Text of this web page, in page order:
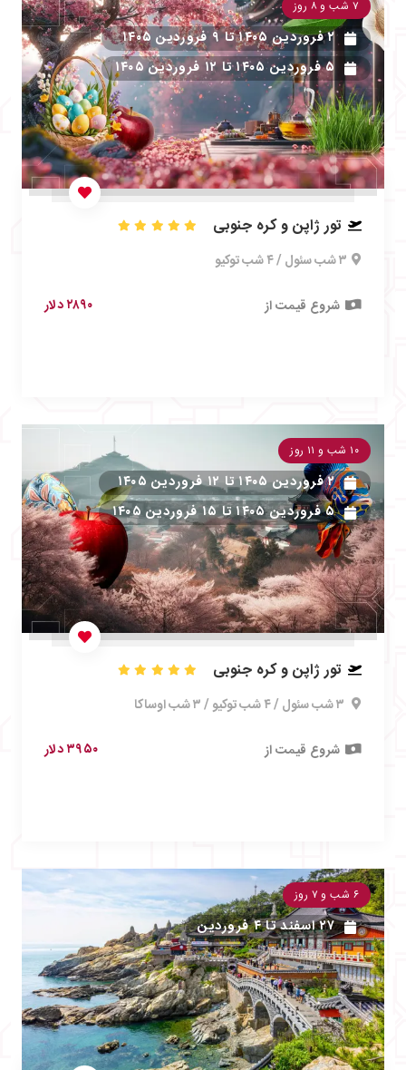
۷ شب و ۸ روز
۲ فروردین ۱۴۰۵ تا۹ فروردین ۱۴۰۵
۵ فروردین ۱۴۰۵
تا۱۲ فروردین ۱۴۰۵
تور ژاپن و کره جنوبی
۳ شب سئول / ۴ شب توکیو
شروع قیمت از ۲۸۹۰ دلار
۱۰ شب و ۱۱ روز
۲ فروردین ۱۴۰۵ تا۱۲ فروردین ۱۴۰۵
۵ فروردین ۱۴۰۵
تا۱۵ فروردین ۱۴۰۵
تور ژاپن و کره جنوبی
شروع قیمت از ۳۹۵۰ دلار
۶ شب و ۷ روز
۲۷ اسفند تا۴ فروردین